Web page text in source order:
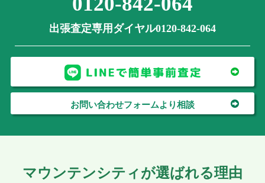
出張査定専用ダイヤル0120-842-064
お問い合わせフォームより相談
マウンテンシティが選ばれる理由